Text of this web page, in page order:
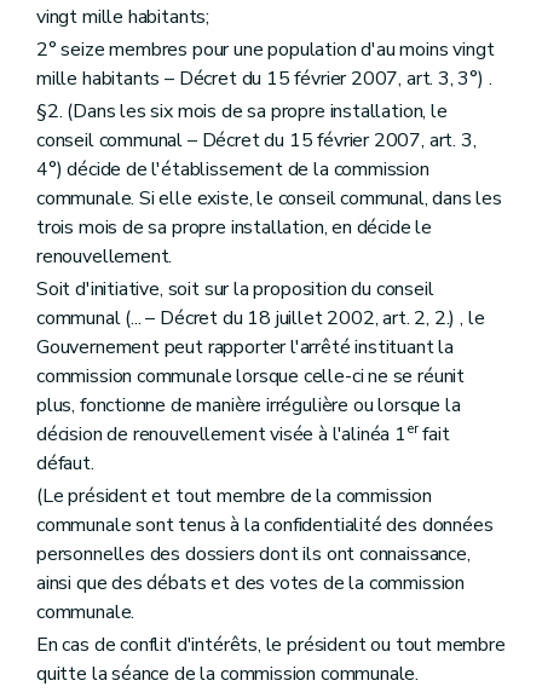
Sous-section première
Art. 217
Sous-section 2 Objet et missions
Art. 219
Art. 220
Art. 220bis
Art.
220ter
Art. 221
Art. 221bis
Art. 221
Art. 221quater
Art. 222
Sous-section 3 Ressources
Art. 223
Art. 224
Sous-section 4
Gestion de l'Institut
Art. 225
Sous-section 5 Commission consultative
Art. 227
Sous-section 6 Personnel
Art. 228
Art. 229
Chapitre III Des indemnités
Titre III
Art. 231
Titre IV De l'archéologie
vingt mille habitants;
2° seize membres pour une population d'au moins vingt
mille habitants – Décret du 15 février 2007, art. 3, 3°) .
§2. (Dans les six mois de sa propre installation, le
conseil communal – Décret du 15 février 2007, art. 3,
4°) décide de l'établissement de la commission
communale. Si elle existe, le conseil communal, dans les
trois mois de sa propre installation, en décide le
renouvellement.
Soit d'initiative, soit sur la proposition du conseil
communal (... – Décret du 18 juillet 2002, art. 2, 2.) , le
Gouvernement peut rapporter l'arrêté instituant la
commission communale lorsque celle-ci ne se réunit
plus, fonctionne de manière irrégulière ou lorsque la
décision de renouvellement visée à l'alinéa 1erfait
défaut.
(Le président et tout membre de la commission
communale sont tenus à la confidentialité des données
personnelles des dossiers dont ils ont connaissance,
ainsi que des débats et des votes de la commission
communale.
En cas de conflit d'intérêts, le président ou tout membre
quitte la séance de la commission communale.